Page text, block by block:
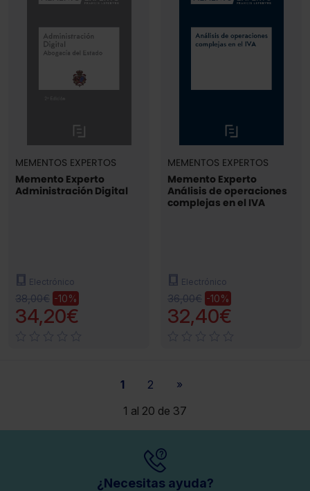
MEMENTOS EXPERTOS
Memento Experto
Administración Digital
Electrónico
38,00€ -10%
34,20€
MEMENTOS EXPERTOS
Memento Experto
Análisis de operaciones
complejas en el IVA
Electrónico
36,00€ -10%
32,40€
1 2
»
1 al 20 de 37
¿Necesitas ayuda?